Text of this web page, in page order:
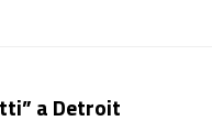
a Detroit